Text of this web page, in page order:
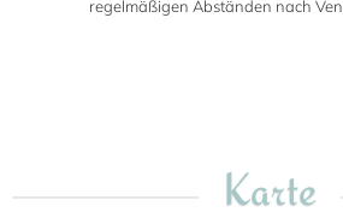
regelmäßigen Abständen nach
Karte